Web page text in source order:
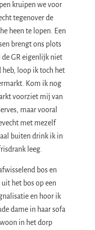
kruipen we voor
tegenover de
heen te lopen. Een
brengt ons plots
de GR eigenlijk niet
loop ik toch het
Kom ik nog
voorziet mij van
maar vooral
met mezelf
buiten drink ik in
leeg.
bos en
het bos op een
en hoor ik
dame in haar sofa
in het dorp